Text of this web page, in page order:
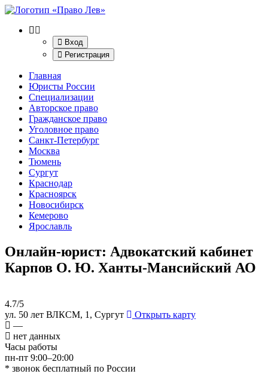
Вход
Регистрация
Главная
Юристы России
Специализации
Авторское право
Гражданское право
Уголовное право
Санкт-Петербург
Москва
Тюмень
Сургут
Краснодар
Красноярск
Новосибирск
Кемерово
Ярославль
Онлайн-юрист: Адвокатский кабинет
Карпов О. Ю. Ханты-Мансийский АО
4.7/5
ул. 50 лет ВЛКСМ, 1, Сургут
Открыть карту
—
нет данных
Часы работы
пн-пт 9:00–20:00
* звонок бесплатный по России